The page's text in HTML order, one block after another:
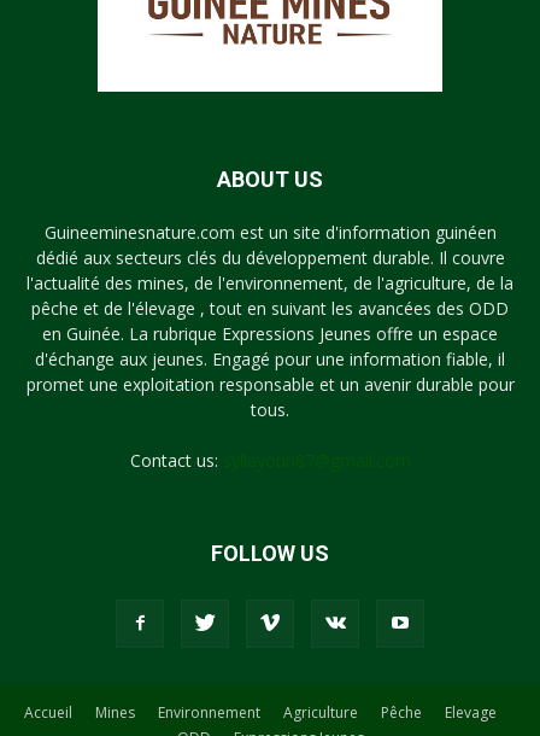
ABOUT US
Guineeminesnature.com est un site d'information guinéen
dédié aux secteurs clés du développement durable. Il couvre
l'actualité des mines, de l'environnement, de l'agriculture, de la
pêche et de l'élevage , tout en suivant les avancées des ODD
en Guinée. La rubrique Expressions Jeunes offre un espace
d'échange aux jeunes. Engagé pour une information fiable, il
promet une exploitation responsable et un avenir durable pour
tous.
Contact us:
FOLLOW US
Accueil Mines Environnement Agriculture Pêche
Elevage